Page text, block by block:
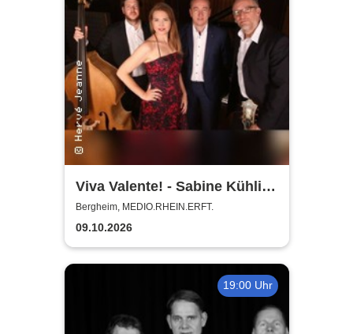
Viva Valente! - Sabine Kühlich
& Jörg Seidel Trio - Tribute to
Catarina Vatente
Bergheim, MEDIO.RHEIN.ERFT.
09.10.2026
19:00 Uhr